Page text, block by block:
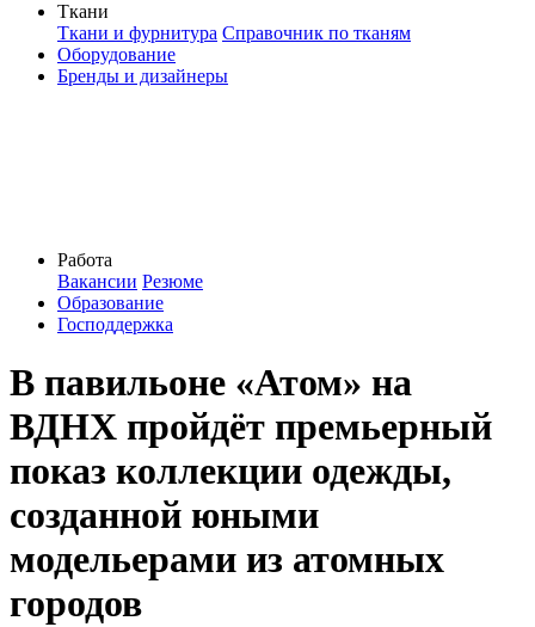
Ткани
Ткани и фурнитура Справочник по тканям
Оборудование
Бренды и дизайнеры
Работа
Вакансии Резюме
Образование
Господдержка
В павильоне «Атом» на
ВДНХ пройдёт премьерный
показ коллекции одежды,
созданной юными
модельерами из атомных
городов